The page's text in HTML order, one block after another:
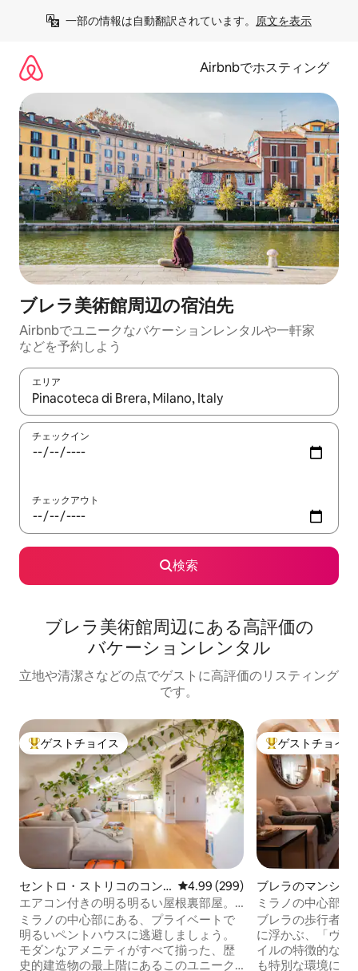
一部の情報は自動翻訳されています。 原文を表示
Airbnbでホスティング
ブレラ美術館⁠周⁠辺⁠の宿⁠泊⁠先
Airbnbでユニークなバ⁠ケ⁠ー⁠シ⁠ョ⁠ンレ⁠ン⁠タ⁠ルや一⁠軒⁠家
な⁠ど⁠を予⁠約⁠し⁠よ⁠う
エリア
検索結果が表示されたら、上下の矢印キーを使って移動するか
チェックイン
チェックアウト
検索
ブレラ美術館⁠周⁠辺⁠に⁠あ⁠る高⁠評⁠価⁠の
バ⁠ケ⁠ー⁠シ⁠ョ⁠ン⁠レ⁠ン⁠タ⁠ル
立地や清潔さなどの点でゲストに高評価のリスティング
です。
大好評のゲストチョイスです。
ゲストチョイス
セントロ・ストリコのコン
ドミニアム
レビュー299件、5つ星中4.99つ
4.99 (299)
エアコン付きの明る明るい屋根裏部屋。
中心部に位置し、静かです。
ミラノの中心部にある、プライベートで
明るいペントハウスに逃避しましょう。
モダンなアメニティがすべて揃った、歴
史的建造物の最上階にあるこのユニーク
大好評のゲスト
ゲストチョイス
ブレラのマンショ
ト
ミラノの中心部
なブレラ
ブレラの歩行者地
に浮かぶ、「ヴェ
イルの特徴的な手
も特別な環境にあ